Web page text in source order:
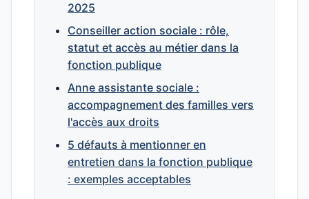
2025
Conseiller action sociale : rôle,
statut et accès au métier dans la
fonction publique
Anne assistante sociale :
accompagnement des familles vers
l'accès aux droits
5 défauts à mentionner en
entretien dans la fonction publique
: exemples acceptables